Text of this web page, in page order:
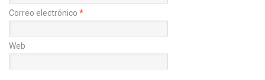
Correo electrónico *
Web